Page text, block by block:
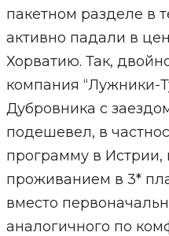
пакетном разделе в
активно падали в
Хорватию. Так,
компания “Лужники-
Дубровника с
подешевел, в
программу в
проживанием в 3*
вместо
аналогичного по